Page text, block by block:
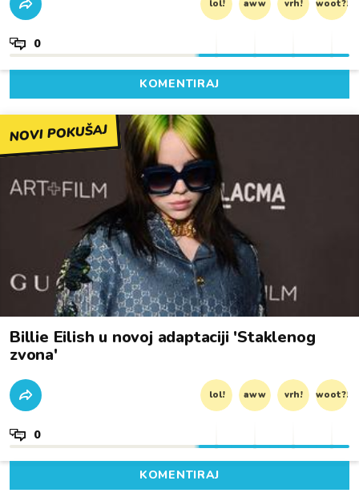
lol! aww vrh! woot?!
0
KOMENTIRAJ
NOVI POKUŠAJ
Billie Eilish u novoj adaptaciji 'Staklenog
zvona'
lol! aww vrh! woot?!
0
KOMENTIRAJ